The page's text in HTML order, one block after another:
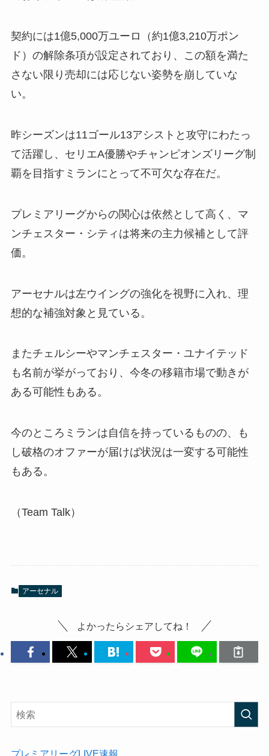
契約には1億5,000万ユーロ（約1億3,210万ポン
ド）の解除条項が設定されており、この額を満た
さない限り売却には応じない姿勢を崩していな
い。
昨シーズンは11ゴール13アシストと攻守にわたっ
て活躍し、セリエA優勝やチャンピオンズリーグ制
覇を目指すミランにとって不可欠な存在だ。
プレミアリーグからの関心は依然として高く、マ
ンチェスター・シティは将来の主力候補として評
価。
アーセナルは左ウイングの強化を視野に入れ、理
想的な補強対象と見ている。
またチェルシーやマンチェスター・ユナイテッド
も名前が挙がっており、今冬の移籍市場で動きが
ある可能性もある。
今のところミランは自信を持っているものの、も
し破格のオファーが届けば状況は一変する可能性
もある。
（Team Talk）
アーセナル
よかったらシェアしてね！
プレミアリーグLIVE速報